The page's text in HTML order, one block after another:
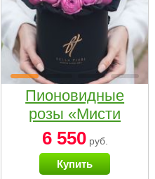
Пионовидные
розы «Мисти
бабблс» в
черной коробке
Small
6 550руб.
Купить